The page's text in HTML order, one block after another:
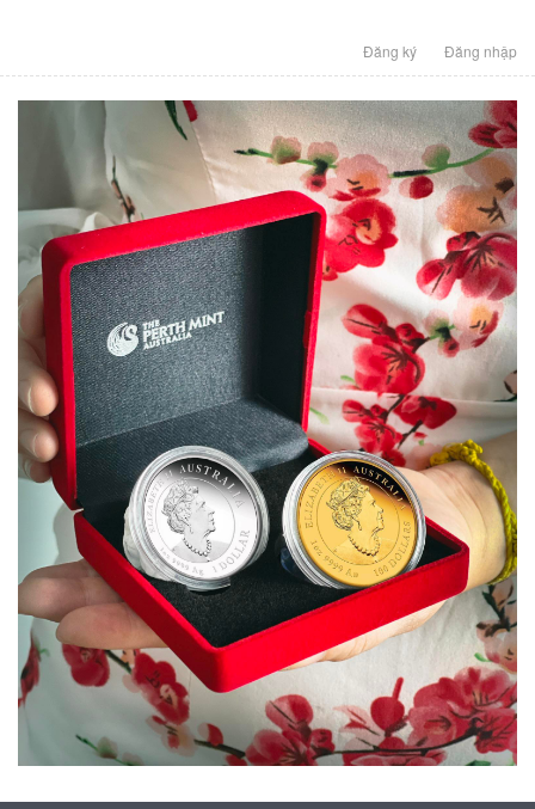
Đăng ký Đăng nhập